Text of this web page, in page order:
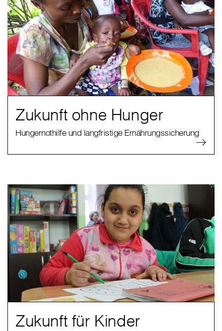
Zukunft ohne Hunger
Hungernothilfe und langfristige Ernährungssicherung
Zukunft für Kinder